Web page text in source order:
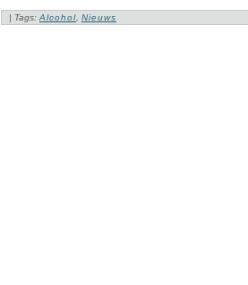
| Tags:Alcohol, Nieuws